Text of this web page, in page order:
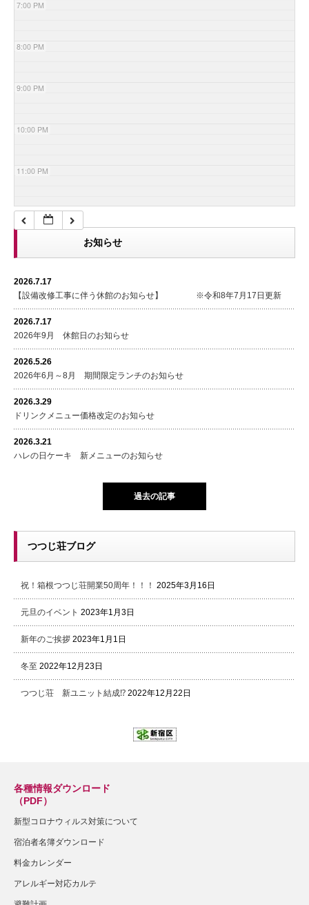
7:00 PM
8:00 PM
9:00 PM
10:00 PM
11:00 PM
お知らせ
2026.7.17
【設備改修工事に伴う休館のお知らせ】 ※令和8年7月17日更新
2026.7.17
2026年9月 休館日のお知らせ
2026.5.26
2026年6月～8月 期間限定ランチのお知らせ
2026.3.29
ドリンクメニュー価格改定のお知らせ
2026.3.21
ハレの日ケーキ 新メニューのお知らせ
過去の記事
つつじ荘ブログ
祝！箱根つつじ荘開業50周年！！！ 2025年3月16日
元旦のイベント 2023年1月3日
新年のご挨拶 2023年1月1日
冬至 2022年12月23日
つつじ荘 新ユニット結成⁉ 2022年12月22日
各種情報ダウンロード
（PDF）
新型コロナウィルス対策について
宿泊者名簿ダウンロード
料金カレンダー
アレルギー対応カルテ